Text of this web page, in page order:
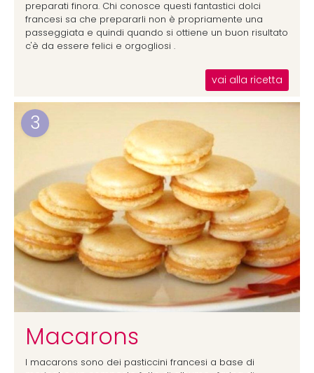
preparati finora. Chi conosce questi fantastici dolci
francesi sa che prepararli non è propriamente una
passeggiata e quindi quando si ottiene un buon risultato
c'è da essere felici e orgogliosi .
vai alla ricetta
3
Macarons
I macarons sono dei pasticcini francesi a base di